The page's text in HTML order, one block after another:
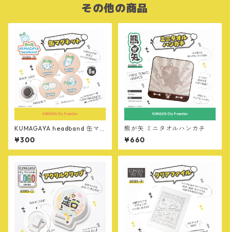
その他の商品
KUMAGAYA headband 缶マ
グネット
¥300
熊が矢 ミニタオルハンカチ
¥660